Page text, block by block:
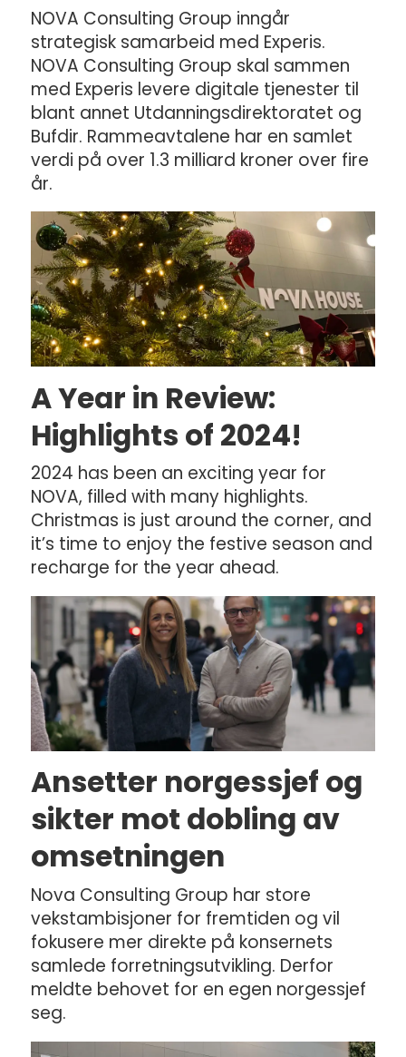
NOVA Consulting Group inngår
strategisk samarbeid med Experis.
NOVA Consulting Group skal sammen
med Experis levere digitale tjenester til
blant annet Utdanningsdirektoratet og
Bufdir. Rammeavtalene har en samlet
verdi på over 1.3 milliard kroner over fire
år.
A Year in Review:
Highlights of 2024!
2024 has been an exciting year for
NOVA, filled with many highlights.
Christmas is just around the corner, and
it’s time to enjoy the festive season and
recharge for the year ahead.
Ansetter norgessjef og
sikter mot dobling av
omsetningen
Nova Consulting Group har store
vekstambisjoner for fremtiden og vil
fokusere mer direkte på konsernets
samlede forretningsutvikling. Derfor
meldte behovet for en egen norgessjef
seg.